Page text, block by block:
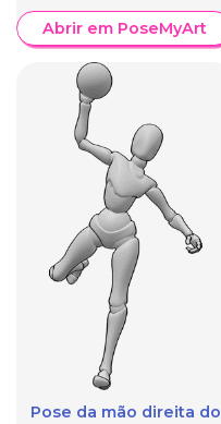
Abrir em PoseMyArt
Pose da mão direita do